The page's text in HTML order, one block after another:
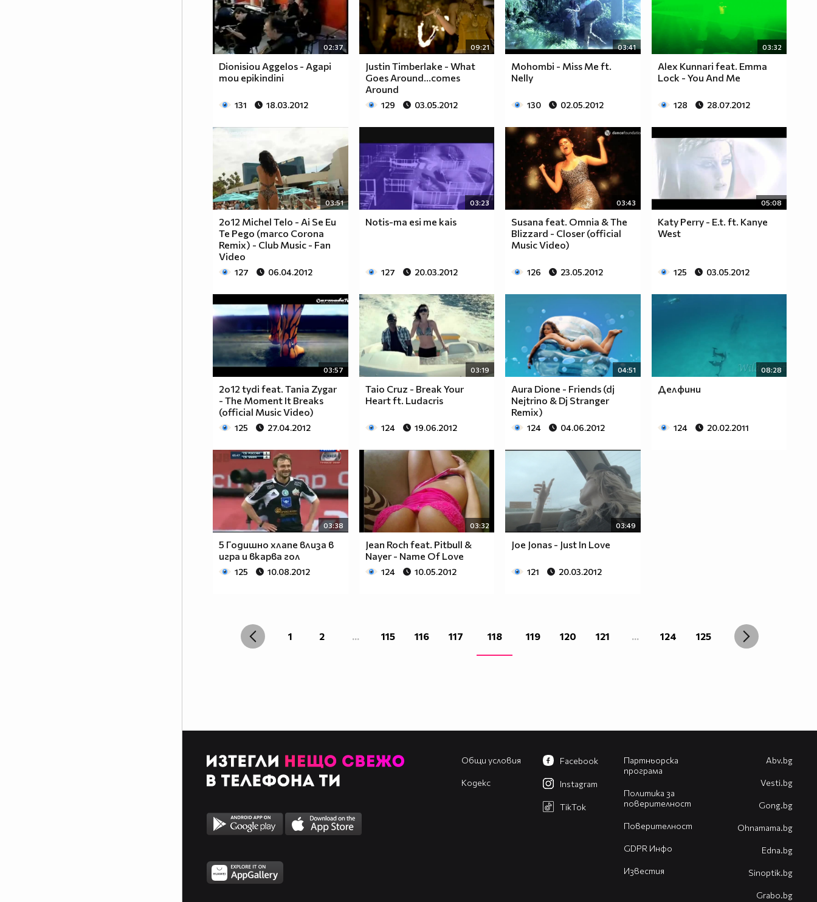
02:37
Dionisiou Aggelos - Agapi
mou epikindini
131 18.03.2012
09:21
Justin Timberlake - What
Goes Around...comes
Around
129 03.05.2012
03:41
Mohombi - Miss Me ft.
Nelly
130 02.05.2012
03:32
Alex Kunnari feat. Emma
Lock - You And Me
128 28.07.2012
03:51
2o12 Michel Telo - Ai Se Eu
Te Pego (marco Corona
Remix) - Club Music - Fan
Video
127 06.04.2012
03:23
Notis-ma esi me kais
127 20.03.2012
03:43
Susana feat. Omnia & The
Blizzard - Closer (official
Music Video)
126 23.05.2012
05:08
Katy Perry - E.t. ft. Kanye
West
125 03.05.2012
03:57
2o12 tydi feat. Tania Zygar
- The Moment It Breaks
(official Music Video)
125 27.04.2012
03:19
Taio Cruz - Break Your
Heart ft. Ludacris
124 19.06.2012
04:51
Aura Dione - Friends (dj
Nejtrino & Dj Stranger
Remix)
124 04.06.2012
08:28
Делфини
124 20.02.2011
03:38
5 Годишно хлапе влиза в
игра и вкарва гол
125 10.08.2012
03:32
Jean Roch feat. Pitbull &
Nayer - Name Of Love
124 10.05.2012
03:49
Joe Jonas - Just In Love
121 20.03.2012
1 2 ... 115 116 117 118 119 120 121 ... 124 125
Общи условия
Кодекс
Партньорска
програма
Политика за
поверителност
Поверителност
GDPR Инфо
Известия
Facebook
Instagram
TikTok
Abv.bg
Vesti.bg
Gong.bg
Оhnamama.bg
Edna.bg
Sinoptik.bg
Grabo.bg